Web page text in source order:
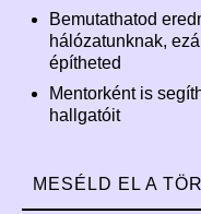
Bemutathatod
hálózatunknak,
építheted
Mentorként is
hallgatóit
MESÉLD EL A